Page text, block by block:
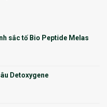
sắc tố Bio Peptide Melas
Detoxygene